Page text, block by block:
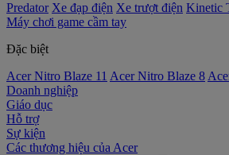
Predator Xe đạp điện Xe trượt điện Kinetic
Máy chơi game cầm tay
Đặc biệt
Acer Nitro Blaze 11 Acer Nitro Blaze 8
Doanh nghiệp
Giáo dục
Hỗ trợ
Sự kiện
‌Các thương hiệu của Acer